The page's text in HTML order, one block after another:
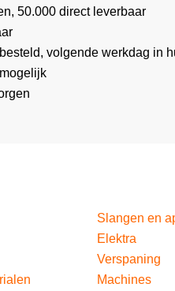
50.000 direct leverbaar
volgende werkdag in
Slangen en
Elektra
Verspaning
Machines